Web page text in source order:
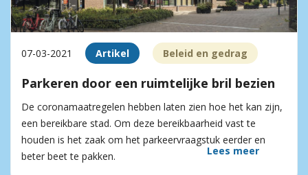
07-03-2021 Artikel Beleid en gedrag
Parkeren door een ruimtelijke bril bezien
De coronamaatregelen hebben laten zien hoe het kan zijn,
een bereikbare stad. Om deze bereikbaarheid vast te
houden is het zaak om het parkeervraagstuk eerder en
beter beet te pakken.
Lees meer